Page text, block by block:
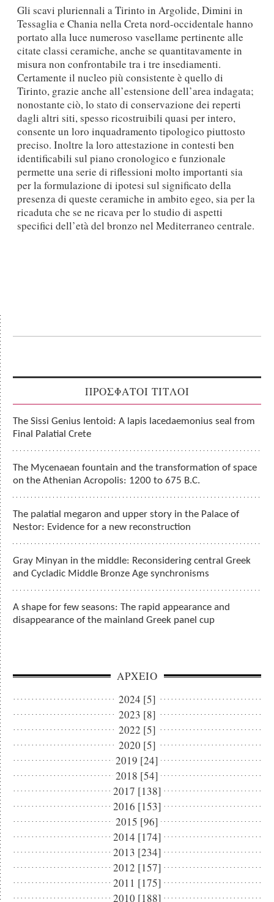
Gli scavi pluriennali a Tirinto in Argolide, Dimini in
Tessaglia e Chania nella Creta nord-occidentale hanno
portato alla luce numeroso vasellame pertinente alle
citate classi ceramiche, anche se quantitavamente in
misura non confrontabile tra i tre insediamenti.
Certamente il nucleo più consistente è quello di
Tirinto, grazie anche all’estensione dell’area indagata;
nonostante ciò, lo stato di conservazione dei reperti
dagli altri siti, spesso ricostruibili quasi per intero,
consente un loro inquadramento tipologico piuttosto
preciso. Inoltre la loro attestazione in contesti ben
identificabili sul piano cronologico e funzionale
permette una serie di riflessioni molto importanti sia
per la formulazione di ipotesi sul significato della
presenza di queste ceramiche in ambito egeo, sia per la
ricaduta che se ne ricava per lo studio di aspetti
specifici dell’età del bronzo nel Mediterraneo centrale.
ΠΡΟΣΦΑΤΟΙ ΤΙΤΛΟΙ
The Sissi Genius lentoid: A lapis lacedaemonius seal from
Final Palatial Crete
The Mycenaean fountain and the transformation of space
on the Athenian Acropolis: 1200 to 675 B.C.
The palatial megaron and upper story in the Palace of
Nestor: Evidence for a new reconstruction
Gray Minyan in the middle: Reconsidering central Greek
and Cycladic Middle Bronze Age synchronisms
A shape for few seasons: The rapid appearance and
disappearance of the mainland Greek panel cup
ΑΡΧΕΙΟ
2024 [5]
2023 [8]
2022 [5]
2020 [5]
2019 [24]
2018 [54]
2017 [138]
2016 [153]
2015 [96]
2014 [174]
2013 [234]
2012 [157]
2011 [175]
2010 [188]